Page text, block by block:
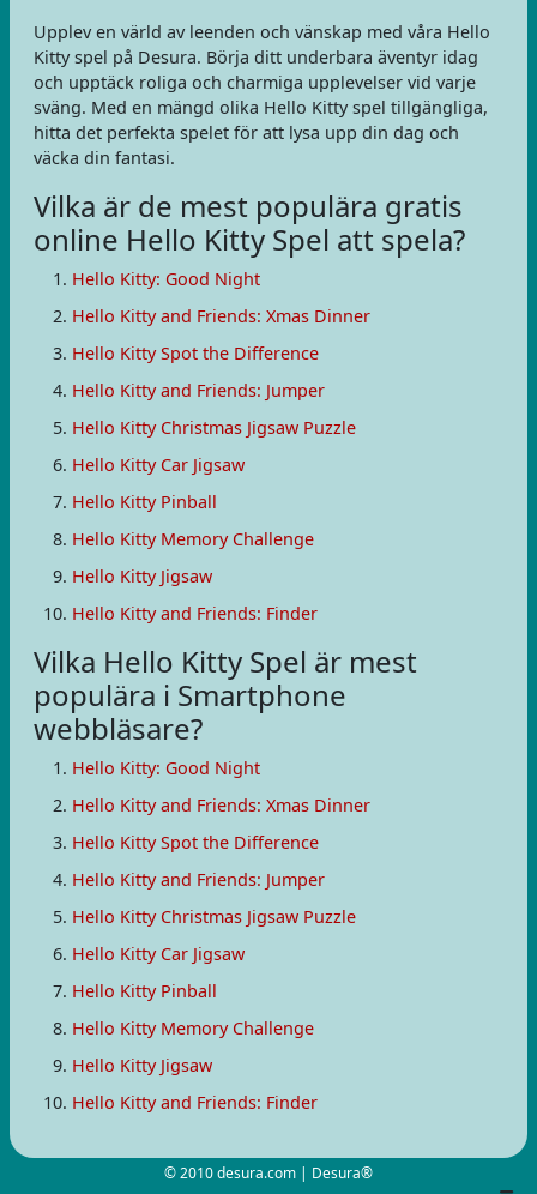
Upplev en värld av leenden och vänskap med våra Hello
Kitty spel på Desura. Börja ditt underbara äventyr idag
och upptäck roliga och charmiga upplevelser vid varje
sväng. Med en mängd olika Hello Kitty spel tillgängliga,
hitta det perfekta spelet för att lysa upp din dag och
väcka din fantasi.
Vilka är de mest populära gratis
online Hello Kitty Spel att spela?
Hello Kitty: Good Night
Hello Kitty and Friends: Xmas Dinner
Hello Kitty Spot the Difference
Hello Kitty and Friends: Jumper
Hello Kitty Christmas Jigsaw Puzzle
Hello Kitty Car Jigsaw
Hello Kitty Pinball
Hello Kitty Memory Challenge
Hello Kitty Jigsaw
Hello Kitty and Friends: Finder
Vilka Hello Kitty Spel är mest
populära i Smartphone
webbläsare?
Hello Kitty: Good Night
Hello Kitty and Friends: Xmas Dinner
Hello Kitty Spot the Difference
Hello Kitty and Friends: Jumper
Hello Kitty Christmas Jigsaw Puzzle
Hello Kitty Car Jigsaw
Hello Kitty Pinball
Hello Kitty Memory Challenge
Hello Kitty Jigsaw
Hello Kitty and Friends: Finder
© 2010 desura.com | Desura®